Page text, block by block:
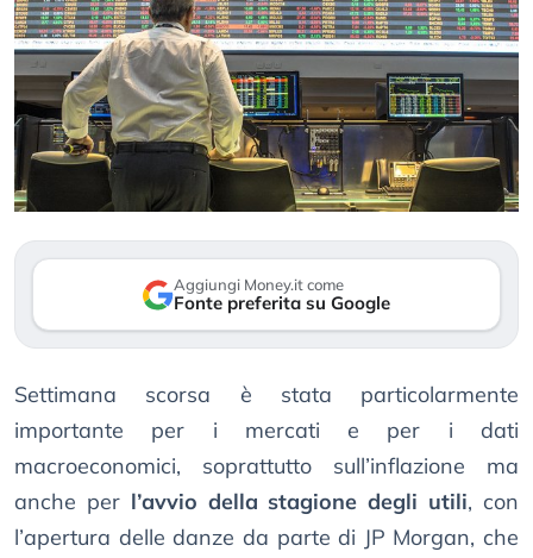
Aggiungi Money.it come
Fonte preferita su Google
Settimana scorsa è stata particolarmente
importante per i mercati e per i dati
macroeconomici, soprattutto sull’inflazione ma
anche per l’avvio della stagione degli utili, con
l’apertura delle danze da parte di JP Morgan, che